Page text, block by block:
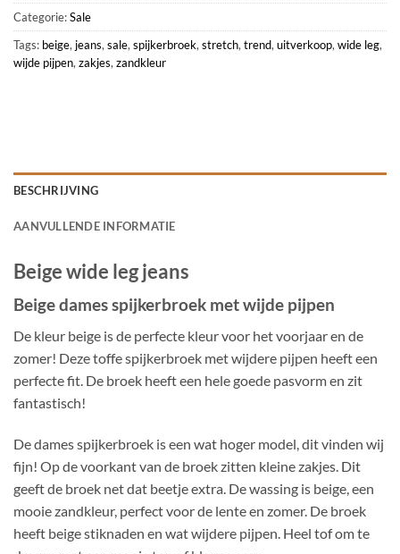
Categorie:Sale
Tags: beige, jeans,sale,spijkerbroek,stretch,trend,uitverkoop,wide leg,
wijde pijpen,zakjes,zandkleur
BESCHRIJVING
AANVULLENDE INFORMATIE
Beige wide leg jeans
Beige dames spijkerbroek met wijde pijpen
De kleur beige is de perfecte kleur voor het voorjaar en de
zomer! Deze toffe spijkerbroek met wijdere pijpen heeft een
perfecte fit. De broek heeft een hele goede pasvorm en zit
fantastisch!
De dames spijkerbroek is een wat hoger model, dit vinden wij
fijn! Op de voorkant van de broek zitten kleine zakjes. Dit
geeft de broek net dat beetje extra. De wassing is beige, een
mooie zandkleur, perfect voor de lente en zomer. De broek
heeft beige stiknaden en wat wijdere pijpen. Heel tof om te